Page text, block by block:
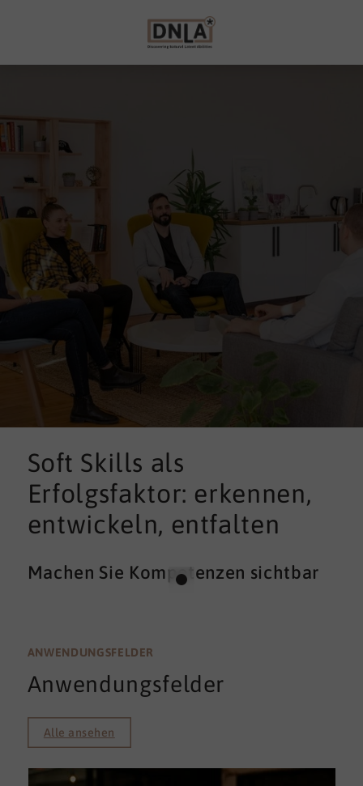
Soft Skills als
Erfolgsfaktor: erkennen,
entwickeln, entfalten
Machen Sie Kompetenzen sichtbar
ANWENDUNGSFELDER
Anwendungsfelder
Alle ansehen